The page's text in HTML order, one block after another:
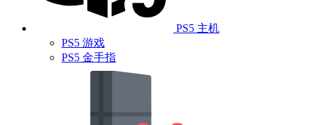
PS5 主机
PS5 游戏
PS5 金手指